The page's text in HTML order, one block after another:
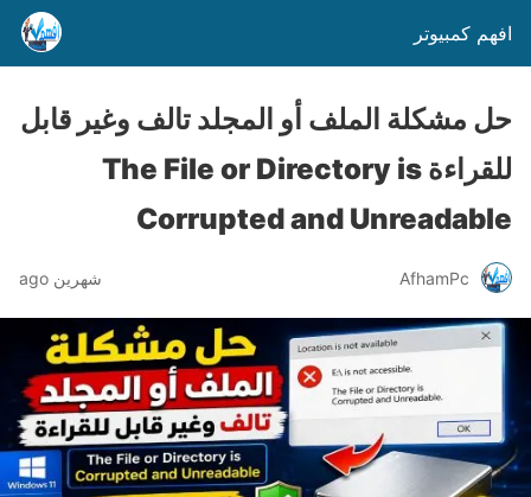
افهم كمبيوتر
حل مشكلة الملف أو المجلد تالف وغير قابل
للقراءة The File or Directory is
Corrupted and Unreadable
AfhamPc شهرين ago